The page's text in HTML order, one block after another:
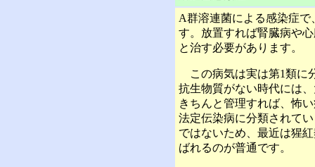
A群溶連菌による感染症
す。放置すれば腎臓病や
と治す必要があります。
この病気は実は第1類に
抗生物質がない時代には
きちんと管理すれば、怖
法定伝染病に分類されて
ではないため、最近は猩
ばれるのが普通です。